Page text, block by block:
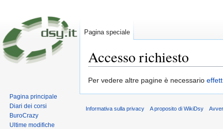
Accesso richiesto
Per vedere altre pagine è necessario
Pagina speciale
Pagina principale
Diari dei corsi
BuroCrazy
Ultime modifiche
Informativa sulla privacy A proposito di WikiDsy